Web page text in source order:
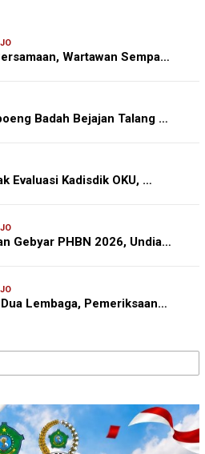
Wartawan Sempa…
Badah Bejajan Talang …
Evaluasi Kadisdik OKU, …
Gebyar PHBN 2026, Undia…
Lembaga, Pemeriksaan…